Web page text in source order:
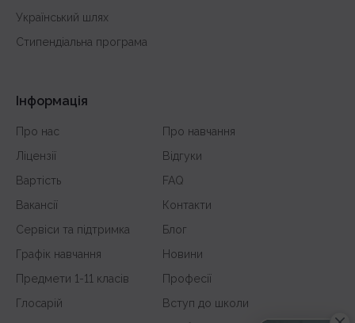
Український шлях
Стипендіальна програма
Інформація
Про нас
Про навчання
Ліцензії
Відгуки
Вартість
FAQ
Вакансії
Контакти
Сервіси та підтримка
Блог
Графік навчання
Новини
Предмети 1-11 класів
Професії
Глосарій
Вступ до школи